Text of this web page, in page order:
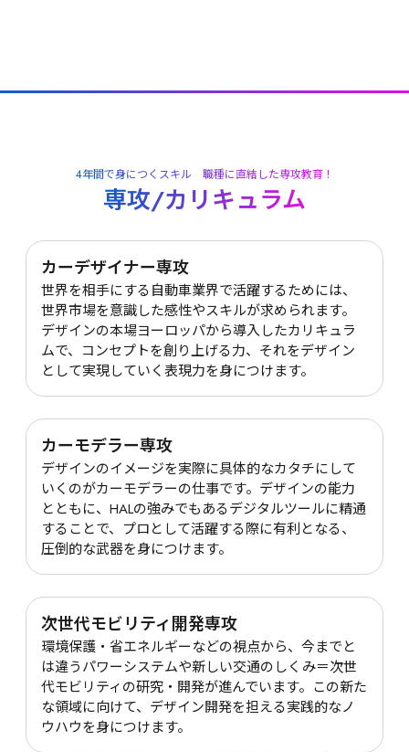
4年間で身につくスキル　職種に直結した専攻教育！
専攻/カリキュラム
カーデザイナー専攻
世界を相手にする自動車業界で活躍するためには、
世界市場を意識した感性やスキルが求められます。
デザインの本場ヨーロッパから導入したカリキュラ
ムで、コンセプトを創り上げる力、それをデザイン
として実現していく表現力を身につけます。
カーモデラー専攻
デザインのイメージを実際に具体的なカタチにして
いくのがカーモデラーの仕事です。デザインの能力
とともに、HALの強みでもあるデジタルツールに精通
することで、プロとして活躍する際に有利となる、
圧倒的な武器を身につけます。
次世代モビリティ開発専攻
環境保護・省エネルギーなどの視点から、今までと
は違うパワーシステムや新しい交通のしくみ＝次世
代モビリティの研究・開発が進んでいます。この新た
な領域に向けて、デザイン開発を担える実践的なノ
ウハウを身につけます。